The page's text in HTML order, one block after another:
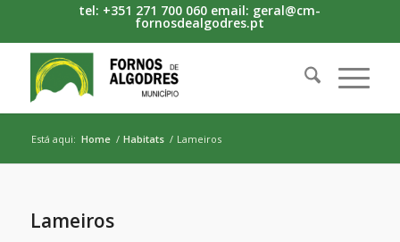
tel: +351 271 700 060 email: geral@cm-
fornosdealgodres.pt
Está aqui: Home / Habitats / Lameiros
Lameiros